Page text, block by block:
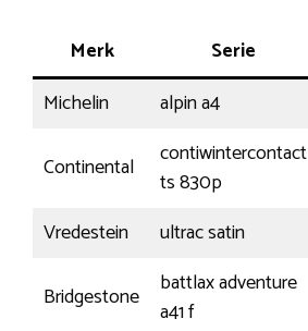
Merk Serie
Michelin
alpin a4
Continental
contiwintercontact
ts 830p
Vredestein
ultrac satin
Bridgestone
battlax adventure
a41 f